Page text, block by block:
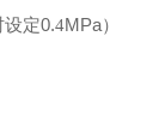
设定0.4MPa）